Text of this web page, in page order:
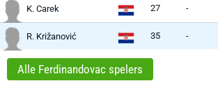
K. Carek 27 -
R. Križanović 35 -
Alle Ferdinandovac spelers